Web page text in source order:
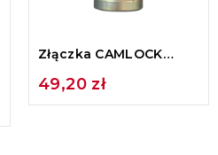
Złączka CAMLOCK
(męska) węża do
betonu DN...
49,20 zł